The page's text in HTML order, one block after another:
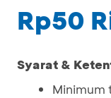
Rp50
Syarat &
Minimum